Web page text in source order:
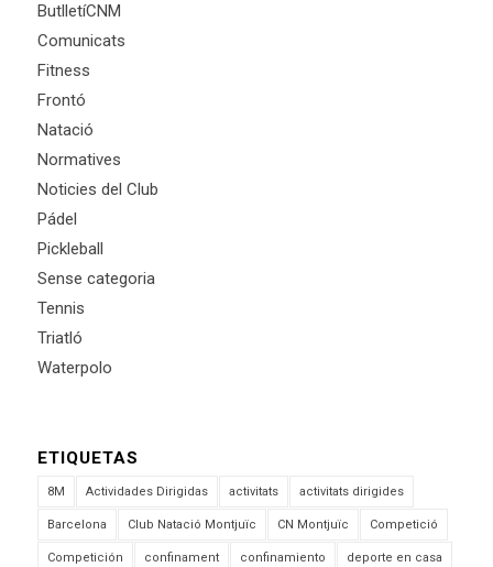
ButlletíCNM
Comunicats
Fitness
Frontó
Natació
Normatives
Noticies del Club
Pádel
Pickleball
Sense categoria
Tennis
Triatló
Waterpolo
ETIQUETAS
8M Actividades Dirigidas activitats activitats dirigides
Barcelona Club Natació Montjuïc CN Montjuïc Competició
Competición confinament confinamiento deporte en casa